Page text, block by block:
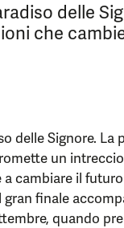
delle
che
delle Signore. La
un
cambiare il
finale
quando